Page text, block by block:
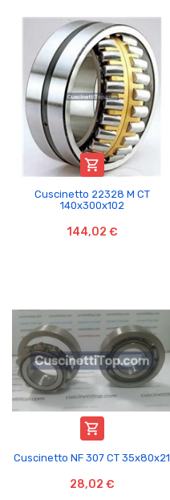

Cuscinetto 22328 M CT
140x300x102
144,02 €

Cuscinetto NF 307 CT 35x80x21
28,02 €